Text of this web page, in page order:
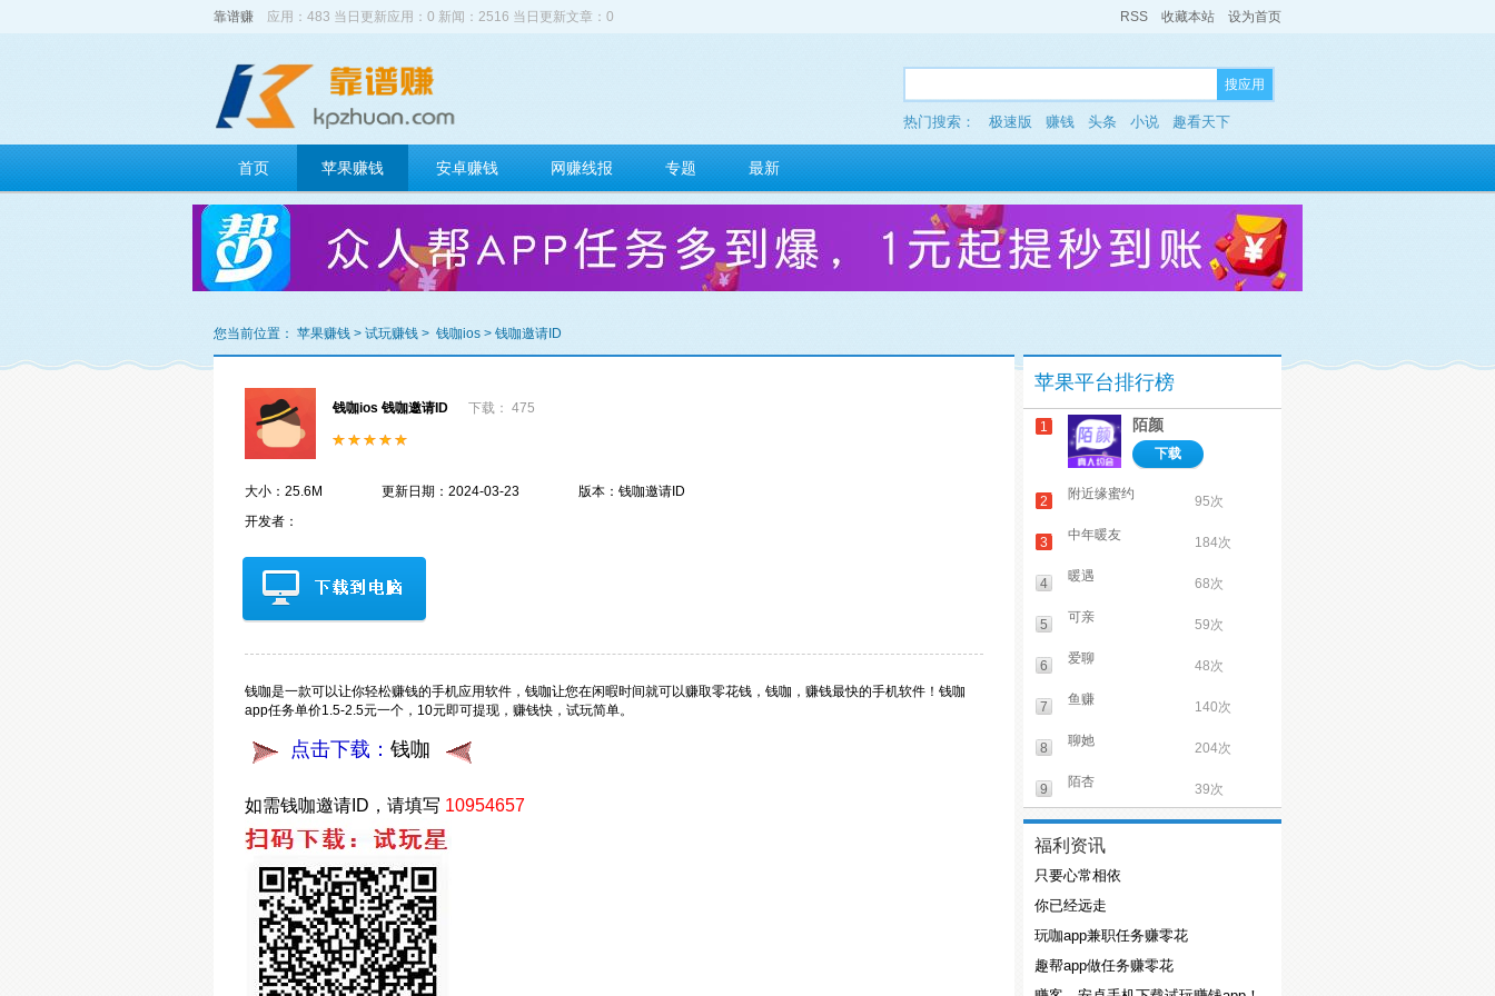
靠谱赚 应用：483 当日更新应用：0 新闻：2516 当日更新文章：0 RSS 收藏本站 设为首页
搜应用
热门搜索： 极速版 赚钱 头条 小说 趣看天下
首页 苹果赚钱 安卓赚钱 网赚线报 专题 最新
您当前位置： 苹果赚钱 > 试玩赚钱 > 钱咖ios > 钱咖邀请ID
钱咖ios 钱咖邀请ID 下载： 475
大小：25.6M 更新日期：2024-03-23
版本：钱咖邀请ID
开发者：
钱咖是一款可以让你轻松赚钱的手机应用软件，钱咖让您在闲暇时间就可以赚取零花钱，钱咖，赚钱最快的手机软件！钱咖
app任务单价1.5-2.5元一个，10元即可提现，赚钱快，试玩简单。
点击下载： 钱咖
如需钱咖邀请ID，请填写 10954657
苹果平台排行榜
1 陌颜
下载
2 附近缘蜜约 95次
3 中年暖友 184次
4 暖遇 68次
5 可亲 59次
6 爱聊 48次
7 鱼赚 140次
8 聊她 204次
9 陌杏 39次
福利资讯
只要心常相依
你已经远走
玩咖app兼职任务赚零花
趣帮app做任务赚零花